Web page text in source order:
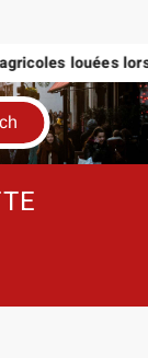
louées